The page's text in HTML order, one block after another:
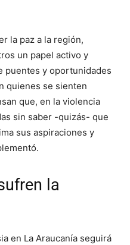
la paz a la región,
un papel activo y
puentes y oportunidades
quienes se sienten
que, en la violencia
sin saber -quizás- que
sus aspiraciones y
la
en La Araucanía seguirá